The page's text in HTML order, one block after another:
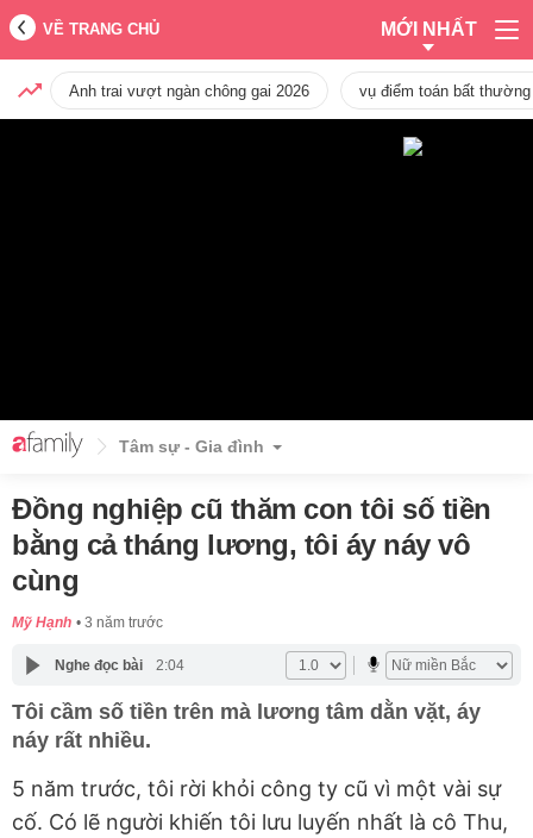
VỀ TRANG CHỦ MỚI NHẤT
Anh trai vượt ngàn chông gai 2026 vụ điểm toán bất
Tâm sự - Gia đình
Đồng nghiệp cũ thăm con tôi số tiền
bằng cả tháng lương, tôi áy náy vô
cùng
Mỹ Hạnh 3 năm trước
Nghe đọc bài 2:04
Tôi cầm số tiền trên mà lương tâm dằn vặt, áy
náy rất nhiều.
5 năm trước, tôi rời khỏi công ty cũ vì một vài sự
cố. Có lẽ người khiến tôi lưu luyến nhất là cô Thu,